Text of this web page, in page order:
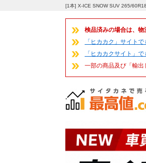
[1本] X-ICE SNOW SUV 265/
検品済みの場合は、
「ヒカカク」サイト
「ヒカカクサイト」
一部の商品及び「輸出